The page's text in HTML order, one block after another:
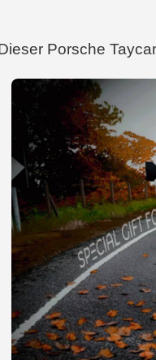
Porsche